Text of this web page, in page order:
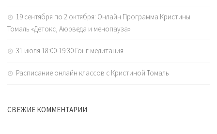
19 сентября по 2 октября: Онлайн Программа Кристины
Томаль «Детокс, Аюрведа и менопауза»
31 июля 18:00-19:30 Гонг медитация
Расписание онлайн классов с Кристиной Томаль
СВЕЖИЕ КОММЕНТАРИИ